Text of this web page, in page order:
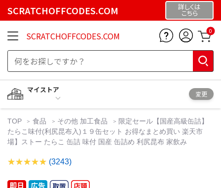
SCRATCHOFFCODES.COM 詳しくは
こちら
SCRATCHOFFCODES.COM 0
マイストア
変更
TOP 食品 その他 加工食品
限定セール【国産高級缶詰】
たらこ味付(利尻昆布入)１９缶セット お得なまとめ買い 楽天市
場】ストー たらこ 缶詰 味付 国産 缶詰め 利尻昆布 家飲み
(3243)